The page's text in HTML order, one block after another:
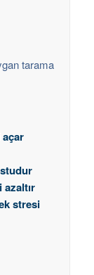
tarama
stresi